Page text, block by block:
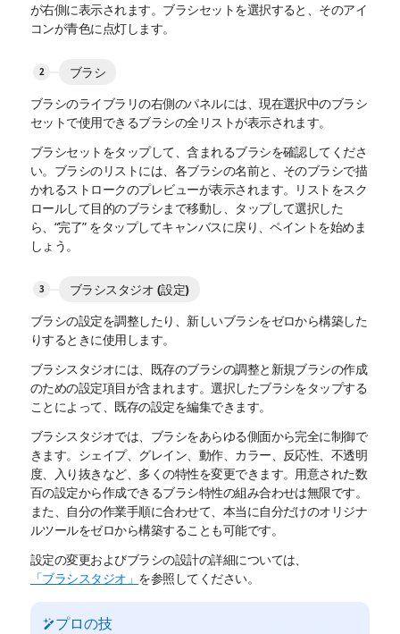
が右側に表示されます。ブラシセットを選択すると、そのアイ
コンが青色に点灯します。
ブラシ
ブラシのライブラリの右側のパネルには、現在選択中のブラシ
セットで使用できるブラシの全リストが表示されます。
ブラシセットをタップして、含まれるブラシを確認してくださ
い。ブラシのリストには、各ブラシの名前と、そのブラシで描
かれるストロークのプレビューが表示されます。リストをスク
ロールして目的のブラシまで移動し、タップして選択した
ら、“完了” をタップしてキャンバスに戻り、ペイントを始めま
しょう。
ブラシスタジオ (設定)
ブラシの設定を調整したり、新しいブラシをゼロから構築した
りするときに使用します。
ブラシスタジオには、既存のブラシの調整と新規ブラシの作成
のための設定項目が含まれます。選択したブラシをタップする
ことによって、既存の設定を編集できます。
ブラシスタジオでは、ブラシをあらゆる側面から完全に制御で
きます。シェイプ、グレイン、動作、カラー、反応性、不透明
度、入り抜きなど、多くの特性を変更できます。用意された数
百の設定から作成できるブラシ特性の組み合わせは無限です。
また、自分の作業手順に合わせて、本当に自分だけのオリジナ
ルツールをゼロから構築することも可能です。
設定の変更およびブラシの設計の詳細については、
「ブラシスタジオ」 を参照してください。
プロの技